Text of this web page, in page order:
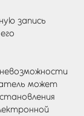
запись
может